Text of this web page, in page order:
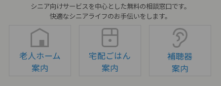
シニア向けサービスを中心とした無料の相談窓口です。
快適なシニアライフのお手伝いをします。
老人ホーム
案内
宅配ごはん
案内
補聴器
案内